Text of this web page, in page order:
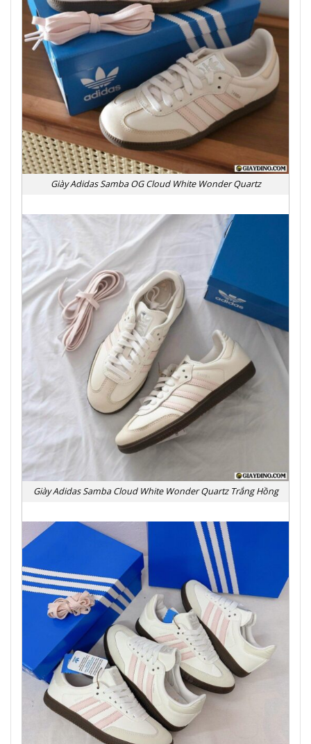
Giày Adidas Samba OG Cloud White Wonder Quartz
Giày Adidas Samba Cloud White Wonder Quartz Trắng Hồng